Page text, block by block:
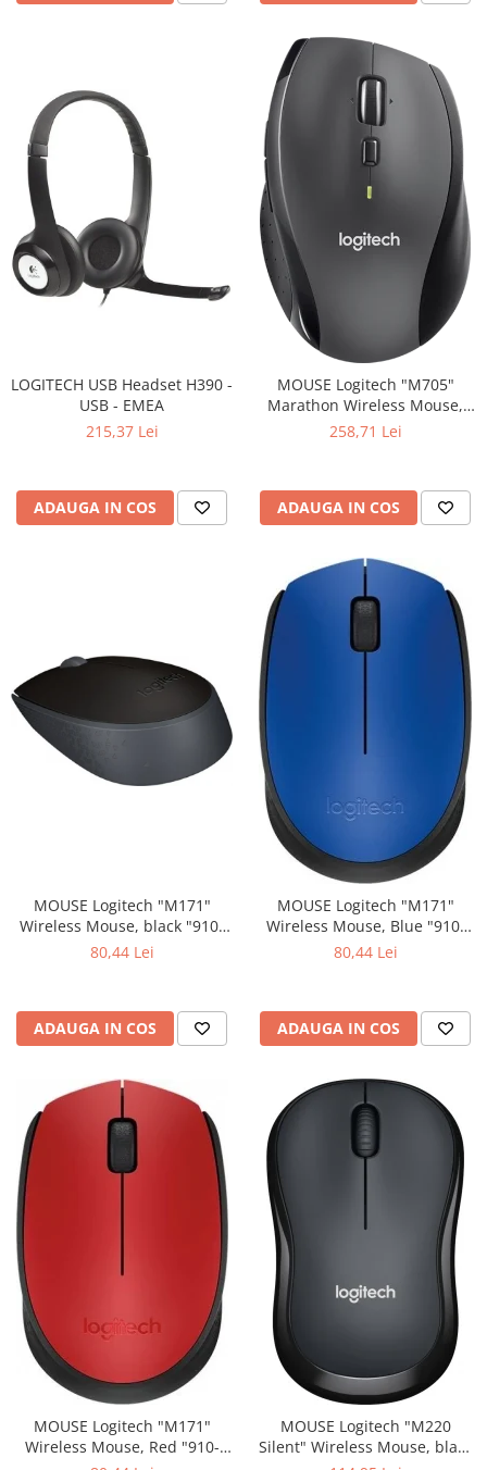
LOGITECH USB Headset H390 -
USB - EMEA
215,37 Lei
ADAUGA IN COS
MOUSE Logitech "M705"
Marathon Wireless Mouse,
black "910-001949" (include
258,71 Lei
ADAUGA IN COS
MOUSE Logitech "M171"
Wireless Mouse, black "910-
80,44 Lei
ADAUGA IN COS
MOUSE Logitech "M171"
Wireless Mouse, Blue "910-
80,44 Lei
ADAUGA IN COS
MOUSE Logitech "M171"
Wireless Mouse, Red "910-
MOUSE Logitech "M220
Silent" Wireless Mouse, black